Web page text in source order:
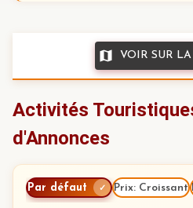
VOIR SUR
Activités
d'Annonces
Par défaut ✓ Prix: Croissant